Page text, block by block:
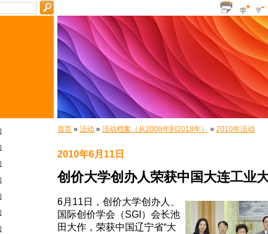
首页 » 活动 » 活动档案（从2008年到2018年） » 2010年活动
2010年6月11日
创价大学创办人荣获中国大连工业
6月11日，创价大学创办人、
国际创价学会（SGI）会长池
田大作，荣获中国辽宁省“大